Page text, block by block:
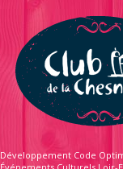
Développement Code